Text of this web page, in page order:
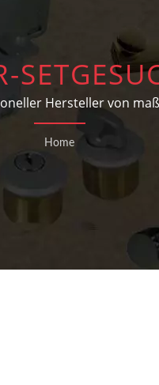
Hersteller von
und
der Kunden.
Home